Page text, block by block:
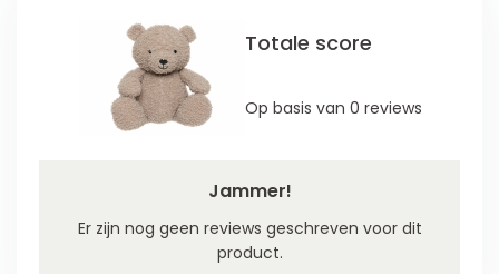
Jammer!
Er zijn nog geen reviews geschreven voor dit
product.
Totale score
Op basis van 0 reviews